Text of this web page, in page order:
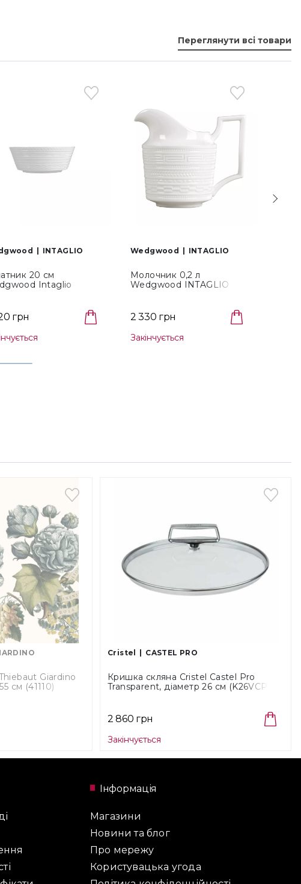
Переглянути всі товари
INTAGLIO
20 см
Intaglio
грн
Wedgwood INTAGLIO
Молочник 0,2 л
Wedgwood INTAGLIO
2 330 грн
Закінчується
Giardino
см (41110)
Cristel CASTEL PRO
Кришка скляна Cristel Castel Pro
Transparent, діаметр 26 см (K26VCPF)
2 860 грн
Закінчується
Інформація
Магазини
Новини та блог
Про мережу
Користувацька угода